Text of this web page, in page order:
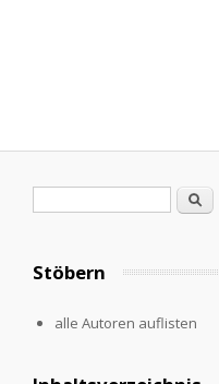
Search
Stöbern
alle Autoren auflisten